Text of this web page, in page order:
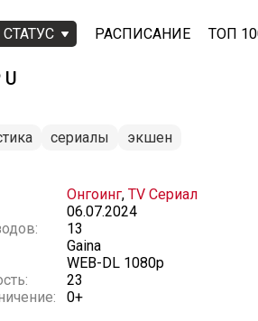
СТАТУС РАСПИСАНИЕ ТОП
сериалы экшен
Онгоинг, TV Сериал
06.07.2024
13
Gaina
WEB-DL 1080p
23
0+